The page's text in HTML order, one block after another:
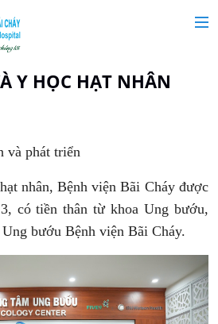
Y HỌC HẠT NHÂN
và phát triển
nhân, Bệnh viện Bãi Cháy được
có tiền thân từ khoa Ung bướu,
bướu Bệnh viện Bãi Cháy.